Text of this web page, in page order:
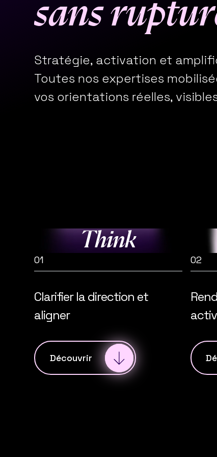
sansruptur
Stratégie, activation et
Toutes nos expertises
vos orientations réelles,
Think
01
Clarifier la direction et
aligner
Découvrir
02